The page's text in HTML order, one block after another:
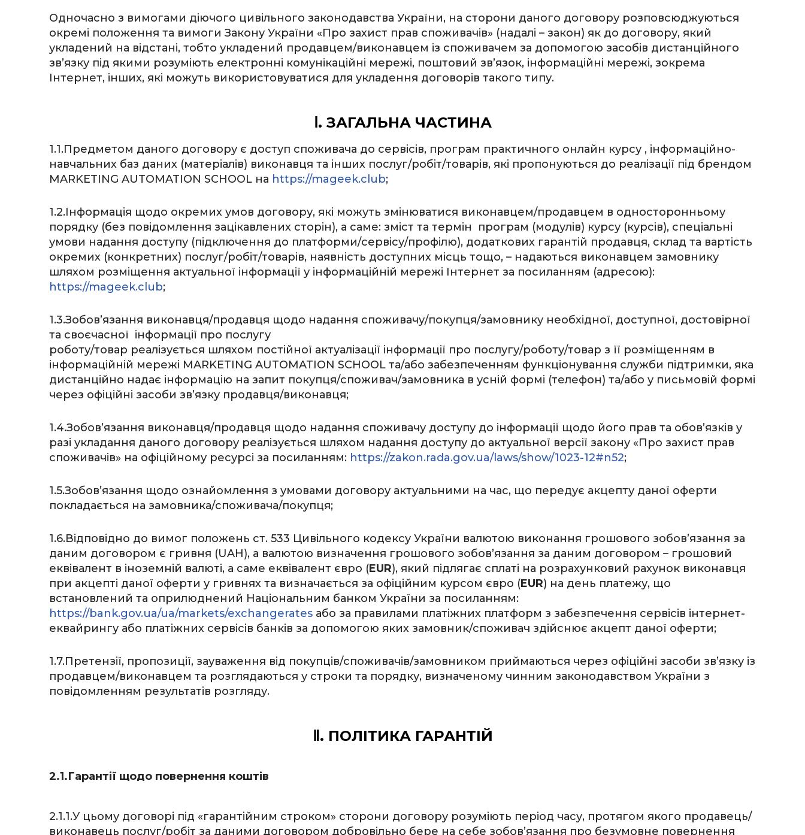
Одночасно з вимогами діючого цивільного законодавства України, на сторони даного договору розповсюджуються
окремі положення та вимоги Закону України «Про захист прав споживачів» (надалі – закон) як до договору, який
укладений на відстані, тобто укладений продавцем/виконавцем із споживачем за допомогою засобів дистанційного
зв’язку під якими розуміють електронні комунікаційні мережі, поштовий зв’язок, інформаційні мережі, зокрема
Інтернет, інших, які можуть використовуватися для укладення договорів такого типу.
Ⅰ. ЗАГАЛЬНА ЧАСТИНА
1.1.Предметом даного договору є доступ споживача до сервісів, програм практичного онлайн курсу , інформаційно-
навчальних баз даних (матеріалів) виконавця та інших послуг/робіт/товарів, які пропонуються до реалізації під брендом
MARKETING AUTOMATION SCHOOL на https://mageek.club;
1.2.Інформація щодо окремих умов договору, які можуть змінюватися виконавцем/продавцем в односторонньому
порядку (без повідомлення зацікавлених сторін), а саме: зміст та термін програм (модулів) курсу (курсів), спеціальні
умови надання доступу (підключення до платформи/сервісу/профілю), додаткових гарантій продавця, склад та вартість
окремих (конкретних) послуг/робіт/товарів, наявність доступних місць тощо, – надаються виконавцем замовнику
шляхом розміщення актуальної інформації у інформаційній мережі Інтернет за посиланням (адресою):
https://mageek.club;
1.3.Зобов’язання виконавця/продавця щодо надання споживачу/покупця/замовнику необхідної, доступної, достовірної
та своєчасної інформації про послугу
роботу/товар реалізується шляхом постійної актуалізації інформації про послугу/роботу/товар з її розміщенням в
інформаційній мережі MARKETING AUTOMATION SCHOOL та/або забезпеченням функціонування служби підтримки, яка
дистанційно надає інформацію на запит покупця/споживач/замовника в усній формі (телефон) та/або у письмовій формі
через офіційні засоби зв’язку продавця/виконавця;
1.4.Зобов’язання виконавця/продавця щодо надання споживачу доступу до інформації щодо його прав та обов’язків у
разі укладання даного договору реалізується шляхом надання доступу до актуальної версії закону «Про захист прав
споживачів» на офіційному ресурсі за посиланням: https://zakon.rada.gov.ua/laws/show/1023-12#n52;
1.5.Зобов’язання щодо ознайомлення з умовами договору актуальними на час, що передує акцепту даної оферти
покладається на замовника/споживача/покупця;
1.6.Відповідно до вимог положень ст. 533 Цивільного кодексу України валютою виконання грошового зобов’язання за
даним договором є гривня (UAH), а валютою визначення грошового зобов’язання за даним договором – грошовий
еквівалент в іноземній валюті, а саме еквівалент євро (EUR), який підлягає сплаті на розрахунковий рахунок виконавця
при акцепті даної оферти у гривнях та визначається за офіційним курсом євро (EUR) на день платежу, що
встановлений та оприлюднений Національним банком України за посиланням:
https://bank.gov.ua/ua/markets/exchangerates або за правилами платіжних платформ з забезпечення сервісів інтернет-
еквайрингу або платіжних сервісів банків за допомогою яких замовник/споживач здійснює акцепт даної оферти;
1.7.Претензії, пропозиції, зауваження від покупців/споживачів/замовником приймаються через офіційні засоби зв’язку із
продавцем/виконавцем та розглядаються у строки та порядку, визначеному чинним законодавством України з
повідомленням результатів розгляду.
Ⅱ. ПОЛІТИКА ГАРАНТІЙ
2.1.Гарантії щодо повернення коштів
2.1.1.У цьому договорі під «гарантійним строком» сторони договору розуміють період часу, протягом якого продавець/
виконавець послуг/робіт за даними договором добровільно бере на себе зобов’язання про безумовне повернення